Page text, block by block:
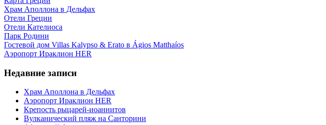
Храм Аполлона в Дельфах
Отели Греции
Отели Кателиоса
Парк Родини
Гостевой дом Villas Kalypso & Erato в Ágios Matthaíos
Аэропорт Ираклион HER
Недавние записи
Храм Аполлона в Дельфах
Аэропорт Ираклион HER
Крепость рыцарей-иоаннитов
Вулканический пляж на Санторини